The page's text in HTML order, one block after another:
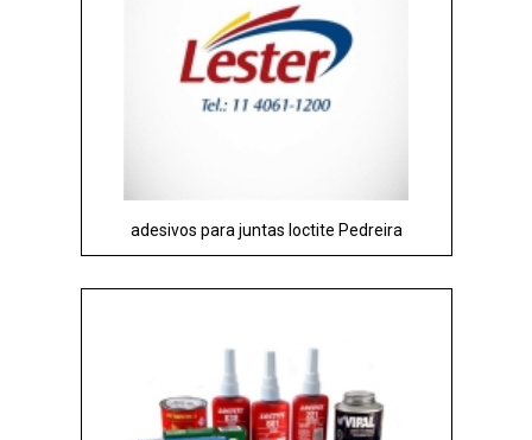
adesivos para juntas loctite Pedreira